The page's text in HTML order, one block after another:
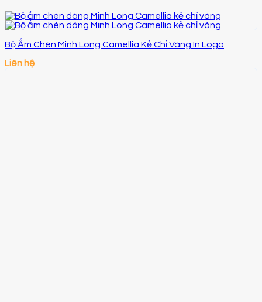
Bộ Ấm Chén Minh Long Camellia Kẻ Chỉ Vàng In Logo
Liên hệ